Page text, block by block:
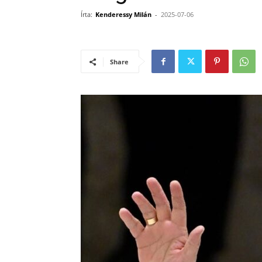
Írta: Kenderessy Milán - 2025-07-06
Share